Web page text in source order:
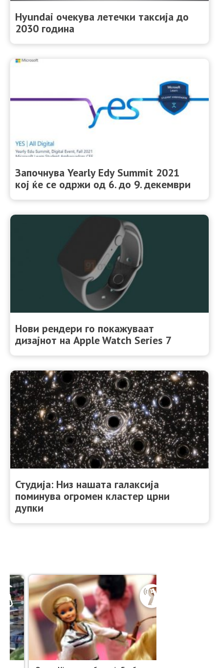
Hyundai очекува летечки таксија до
2030 година
Започнува Yearly Edy Summit 2021
кој ќе се одржи од 6. до 9. декември
Нови рендери го покажуваат
дизајнот на Apple Watch Series 7
Студија: Низ нашата галаксија
поминува огромен кластер црни
дупки